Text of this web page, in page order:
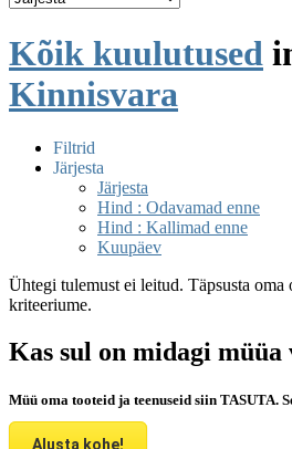
Kõik kuulutused
Kinnisvara
Filtrid
Järjesta
Järjesta
Hind : Odavamad enne
Hind : Kallimad enne
Kuupäev
Ühtegi tulemust ei leitud. Täpsusta oma
kriteeriume.
Kas sul on midagi
Müü oma tooteid ja teenuseid siin TASUTA.
Alusta kohe!